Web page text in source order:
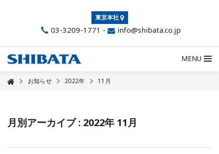
東京本社
03-3209-1771 - info@shibata.co.jp
MENU
お知らせ 2022年 11月
月別アーカイブ : 2022年 11月